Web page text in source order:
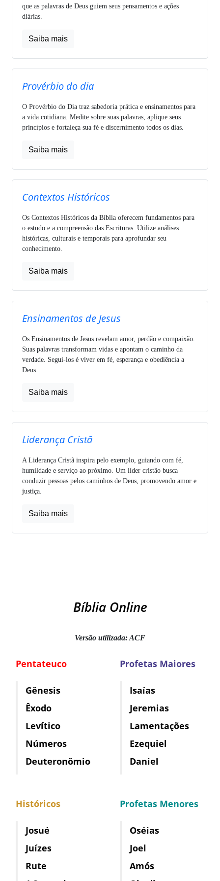
que as palavras de Deus guiem seus pensamentos e ações
diárias.
Saiba mais
Provérbio do dia
O Provérbio do Dia traz sabedoria prática e ensinamentos para
a vida cotidiana. Medite sobre suas palavras, aplique seus
princípios e fortaleça sua fé e discernimento todos os dias.
Saiba mais
Contextos Históricos
Os Contextos Históricos da Bíblia oferecem fundamentos para
o estudo e a compreensão das Escrituras. Utilize análises
históricas, culturais e temporais para aprofundar seu
conhecimento.
Saiba mais
Ensinamentos de Jesus
Os Ensinamentos de Jesus revelam amor, perdão e compaixão.
Suas palavras transformam vidas e apontam o caminho da
verdade. Segui-los é viver em fé, esperança e obediência a
Deus.
Saiba mais
Liderança Cristã
A Liderança Cristã inspira pelo exemplo, guiando com fé,
humildade e serviço ao próximo. Um líder cristão busca
conduzir pessoas pelos caminhos de Deus, promovendo amor e
justiça.
Saiba mais
Bíblia Online
Versão utilizada: ACF
Pentateuco
Gênesis
Êxodo
Levítico
Números
Deuteronômio
Históricos
Josué
Juízes
Rute
Profetas Maiores
Isaías
Jeremias
Lamentações
Ezequiel
Daniel
Profetas Menores
Oséias
Joel
Amós